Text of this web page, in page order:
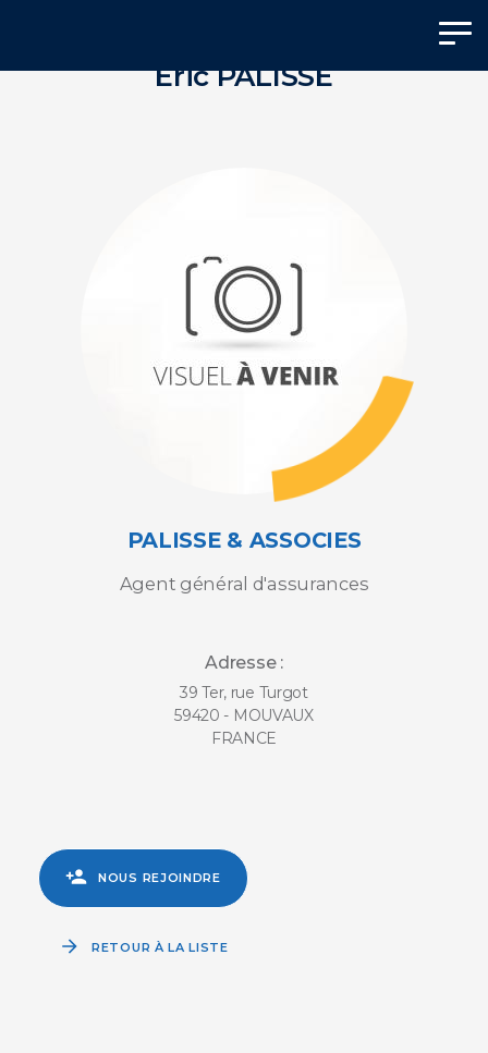
Eric PALISSE
PALISSE & ASSOCIES
Agent général d'assurances
Adresse :
39 Ter, rue Turgot
59420 - MOUVAUX
FRANCE
NOUS REJOINDRE
RETOUR À LA LISTE